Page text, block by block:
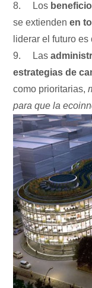
8. Los
se extiendenen
liderar el futuro
9. Las
estrategias de
como prioritarias,
para que la